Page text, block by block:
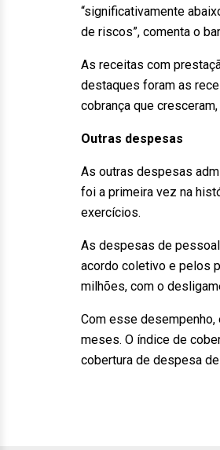
“significativamente
de riscos”, comenta o
As receitas com
destaques foram as
cobrança que
Outras despesas
As outras despesas
foi a primeira vez na
exercícios.
As despesas de pessoal
acordo coletivo e pelos
milhões, com o
Com esse desempenho,
meses. O índice de
cobertura de despesa